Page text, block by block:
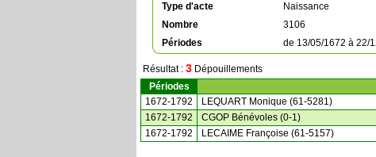
Type d'acte
Naissance
Nombre
3106
Périodes
de 13/05/1672 à 22/
Résultat : 3 Dépouillements
Périodes
1672-1792
LEQUART Monique (61-5281)
1672-1792
CGOP Bénévoles (0-1)
1672-1792
LECAIME Françoise (61-5157)